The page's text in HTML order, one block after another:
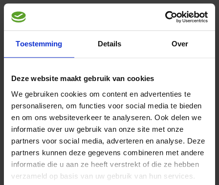
Toestemming Details Over
Deze website maakt gebruik van cookies
We gebruiken cookies om content en advertenties te
personaliseren, om functies voor social media te bieden
en om ons websiteverkeer te analyseren. Ook delen we
informatie over uw gebruik van onze site met onze
partners voor social media, adverteren en analyse. Deze
partners kunnen deze gegevens combineren met andere
informatie die u aan ze heeft verstrekt of die ze hebben
verzameld op basis van uw gebruik van hun services.
Artikelomschrijving
vers ei-opfokvoeder voor zaadetende vogels, zoals kanaries,
Europese cultuurvogels, prachtvinken, grasparkieten,
Aves Opfok bevat alle essentiële vitaminen, mineralen en
sporenelementen.
Instructies
Gebruiksaanwijzing:
Meng 3 beschuiten (30 gram) of 8 maatschepjes beschuitmeel
of 40 gram gedroogd brood met 1 maatschepje Aves Opfok (5
gram). Dit mengsel met een gekookt (7 minuten) gepeld ei (60